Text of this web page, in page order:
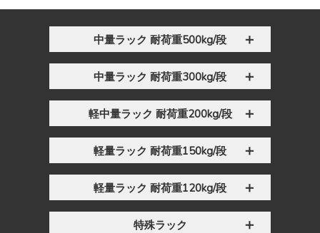
中量ラック 耐荷重500kg/段
中量ラック 耐荷重300kg/段
軽中量ラック 耐荷重200kg/段
軽量ラック 耐荷重150kg/段
軽量ラック 耐荷重120kg/段
特殊ラック